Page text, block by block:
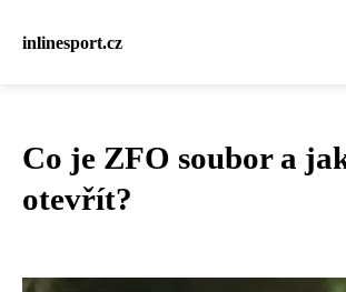
inlinesport.cz
Co je ZFO soubor a
otevřít?